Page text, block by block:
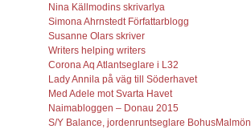
Nina Källmodins skrivarlya
Simona Ahrnstedt Författarblogg
Susanne Olars skriver
Writers helping writers
Corona Aq Atlantseglare i L32
Lady Annila på väg till Söderhavet
Med Adele mot Svarta Havet
Naimabloggen – Donau 2015
S/Y Balance, jordenruntseglare BohusMalmön